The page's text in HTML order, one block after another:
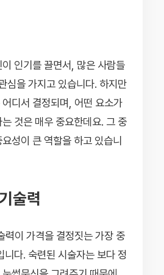
인기를 끌면서, 많은 사람들
심을 가지고 있습니다. 하지만
디서 결정되며, 어떤 요소가
것은 매우 중요한데요. 그 중
성이 큰 역할을 하고 있습니
술력
력이 가격을 결정짓는 가장 중
니다. 숙련된 시술자는 보다 정